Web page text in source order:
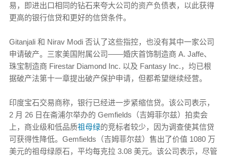
易，即进出口相同的钻石来夸大公司的资产负债表，以此获得
更高的银行信贷和更好的信贷条件。
Gitanjali 和 Nirav Modi 否认了这些指控，也没有其中一家公司
申请破产。三家美国附属公司——婚庆首饰制造商 A. Jaffe、
珠宝制造商 Firestar Diamond Inc. 以及 Fantasy Inc.，均已根
据破产法第十一章提出破产保护申请，但都希望继续经营。
印度宝石交易商称，银行已经进一步紧缩信贷。该公司表示，
2 月 26 日在斋浦尔举办的 Gemfields（吉姆菲尔兹）拍卖会
上，商业级和低品质祖母绿的竞标者较少，因为调查使其信贷
可获得性降低。Gemfields（吉姆菲尔兹）售出了价值 1080 万
美元的祖母绿原石，平均每克拉 3.08 美元。该公司表示，尽管